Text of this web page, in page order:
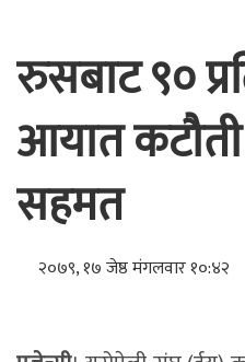
रुसबाट ९०
आयात
सहमत
२०७९, १७ जेष्ठ मंगलवार १०:४२